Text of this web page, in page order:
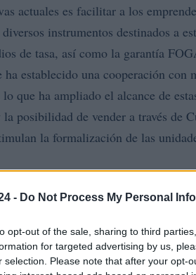
- Do Not Process My Personal
opt-out of the sale, sharing to third
for targeted advertising by us,
selection. Please note that after your opt-
actuales es facilitar a los
instrumentos destinados a
de tasa, así como la garantía
establecido una cooperación con
que ha ampliado el alcance de
posibilidad de vender a través de
la formalización de las
otorgado más de 17,800
un vínculo sólido con Provincia
al momento de iniciar el